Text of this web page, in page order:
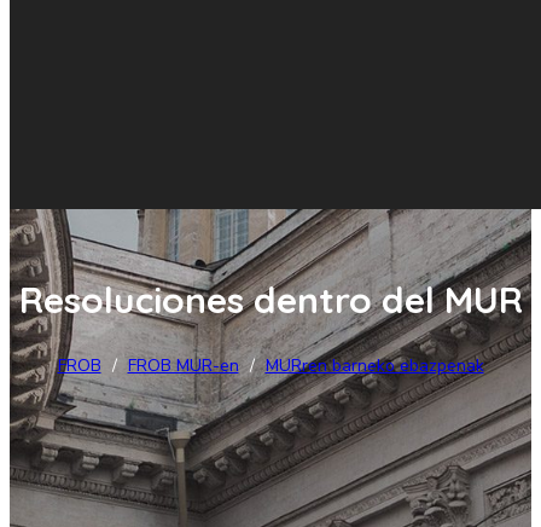
Resoluciones dentro del MUR
FROB / FROB MUR-en / MURren barneko ebazpenak